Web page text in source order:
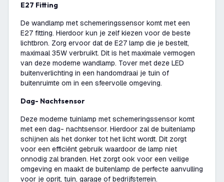
E27 Fitting
De wandlamp met schemeringssensor komt met een
E27 fitting. Hierdoor kun je zelf kiezen voor de beste
lichtbron. Zorg ervoor dat de E27 lamp die je bestelt,
maximaal 35W verbruikt. Dit is het maximale vermogen
van deze moderne wandlamp. Tover met deze LED
buitenverlichting in een handomdraai je tuin of
buitenruimte om in een sfeervolle omgeving.
Dag- Nachtsensor
Deze moderne tuinlamp met schemeringssensor komt
met een dag- nachtsensor. Hierdoor zal de buitenlamp
schijnen als het donker tot het licht wordt. Dit zorgt
voor een efficiënt gebruik waardoor de lamp niet
onnodig zal branden. Het zorgt ook voor een veilige
omgeving en maakt de buitenlamp de perfecte aanvulling
voor je oprit, tuin, garage of bedrijfsterrein.